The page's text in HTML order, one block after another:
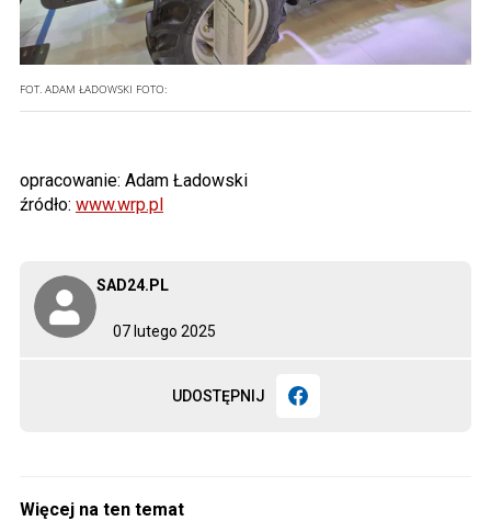
07 lutego 2025
SAD24.PL
UDOSTĘPNIJ
FOT. ADAM ŁADOWSKI FOTO:
opracowanie: Adam Ładowski
źródło: www.wrp.pl